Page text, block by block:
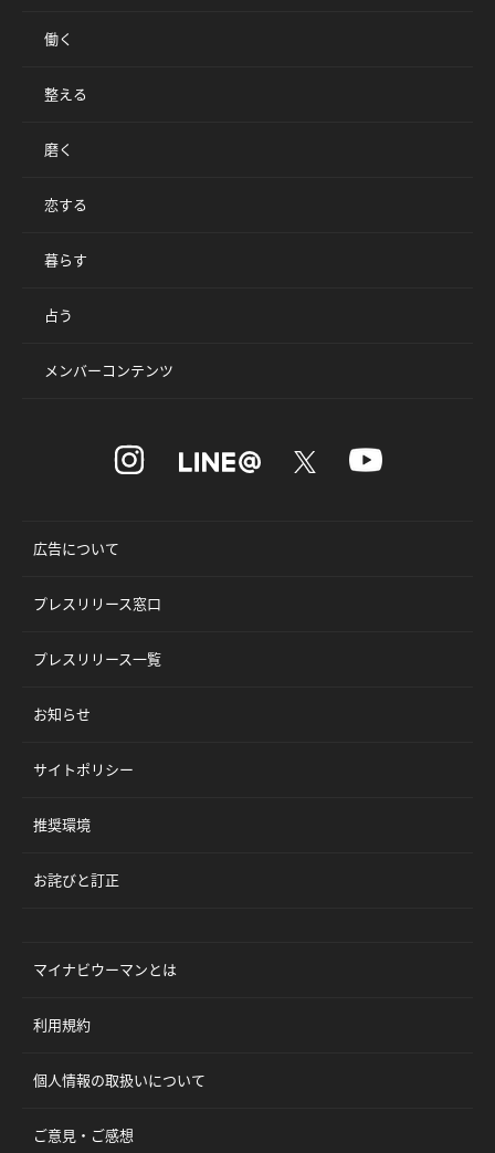
働く
整える
磨く
恋する
暮らす
占う
メンバーコンテンツ
広告について
プレスリリース窓口
プレスリリース一覧
お知らせ
サイトポリシー
推奨環境
お詫びと訂正
マイナビウーマンとは
利用規約
個人情報の取扱いについて
ご意見・ご感想